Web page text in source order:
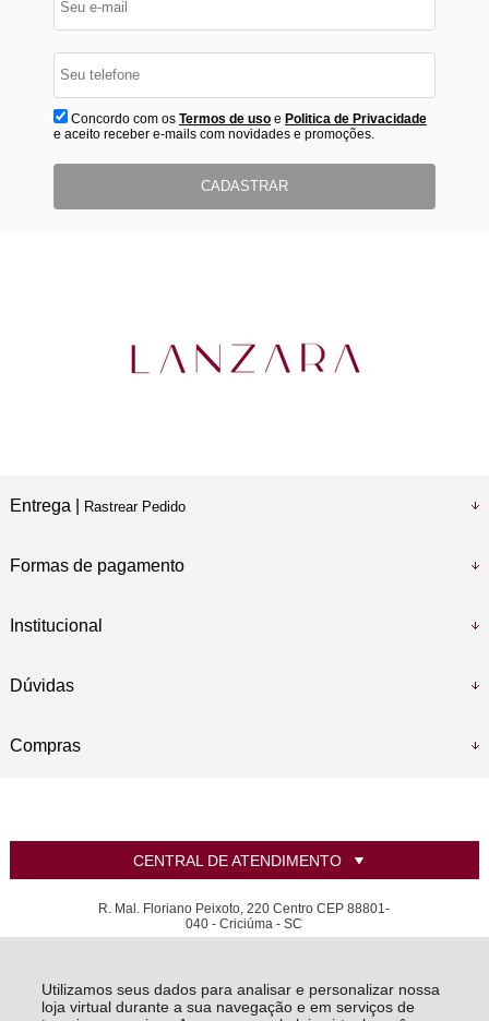
Utilizamos seus dados para analisar e personalizar nossa
loja virtual durante a sua navegação e em serviços de
Concordo com os Termos de usoe Politica de Privacidade
e aceito receber e-mails com novidades e promoções.
CADASTRAR
Entrega | Rastrear Pedido
Formas de pagamento
Institucional
Dúvidas
Compras
CENTRAL DE ATENDIMENTO
R. Mal. Floriano Peixoto, 220 Centro CEP 88801-
040 - Criciúma - SC
Todos os direitos reservados - LANZARA | Criando sua joia dos sonhos